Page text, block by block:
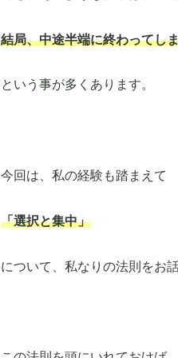
結局、中途半端に終わってし
という事が多くあります。
今回は、私の経験も踏まえて
「選択と集中」
について、私なりの法則をお